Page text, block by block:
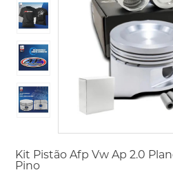
Kit Pistão Afp Vw Ap 2.0
Pino